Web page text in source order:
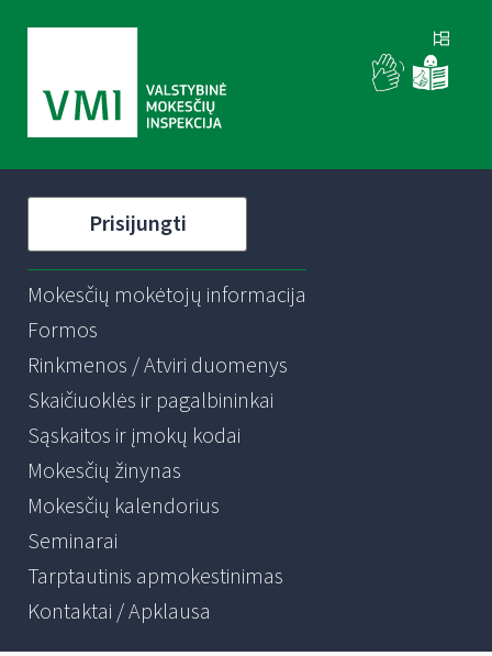
Prisijungti
Mokesčių mokėtojų informacija
Formos
Rinkmenos / Atviri duomenys
Skaičiuoklės ir pagalbininkai
Sąskaitos ir įmokų kodai
Mokesčių žinynas
Mokesčių kalendorius
Seminarai
Tarptautinis apmokestinimas
Kontaktai / Apklausa